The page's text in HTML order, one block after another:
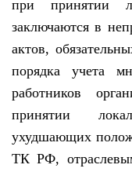
при принятии
заключаются в
актов,
порядка учета
работников
принятии
ухудшающих
ТК РФ,